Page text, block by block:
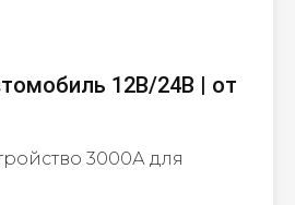
12В/24В | от
3000А для